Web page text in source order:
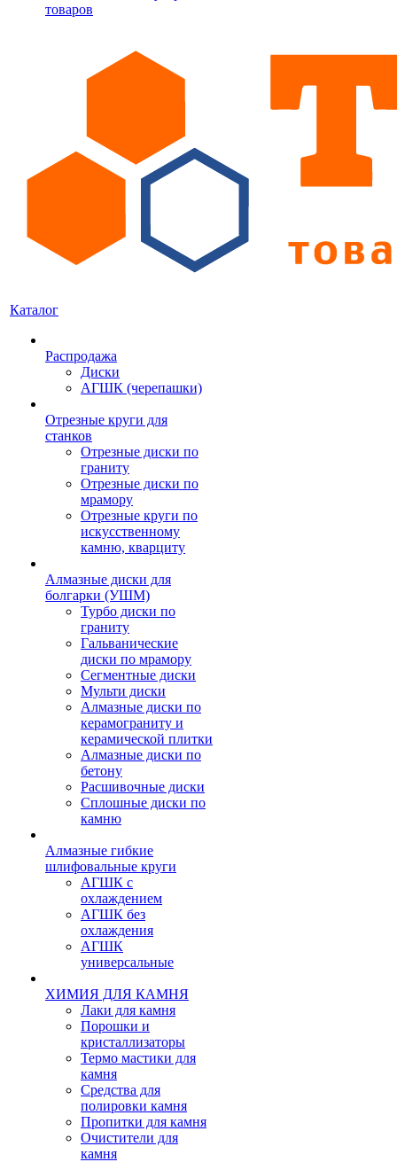
товаров
Каталог
Распродажа
Диски
АГШК (черепашки)
Отрезные круги для
станков
Отрезные диски по
граниту
Отрезные диски по
мрамору
Отрезные круги по
искусственному
камню, кварциту
Алмазные диски для
болгарки (УШМ)
Турбо диски по
граниту
Гальванические
диски по мрамору
Сегментные диски
Мульти диски
Алмазные диски по
керамограниту и
керамической плитки
Алмазные диски по
бетону
Расшивочные диски
Сплошные диски по
камню
Алмазные гибкие
шлифовальные круги
АГШК с
охлаждением
АГШК без
охлаждения
АГШК
универсальные
ХИМИЯ ДЛЯ КАМНЯ
Лаки для камня
Порошки и
кристаллизаторы
Термо мастики для
камня
Средства для
полировки камня
Пропитки для камня
Очистители для
камня